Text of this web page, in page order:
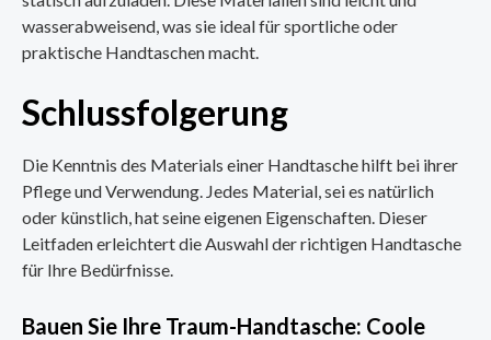
wasserabweisend, was sie ideal für sportliche oder
praktische Handtaschen macht.
Schlussfolgerung
Die Kenntnis des Materials einer Handtasche hilft bei ihrer
Pflege und Verwendung. Jedes Material, sei es natürlich
oder künstlich, hat seine eigenen Eigenschaften. Dieser
Leitfaden erleichtert die Auswahl der richtigen Handtasche
für Ihre Bedürfnisse.
Bauen Sie Ihre Traum-Handtasche: Coole